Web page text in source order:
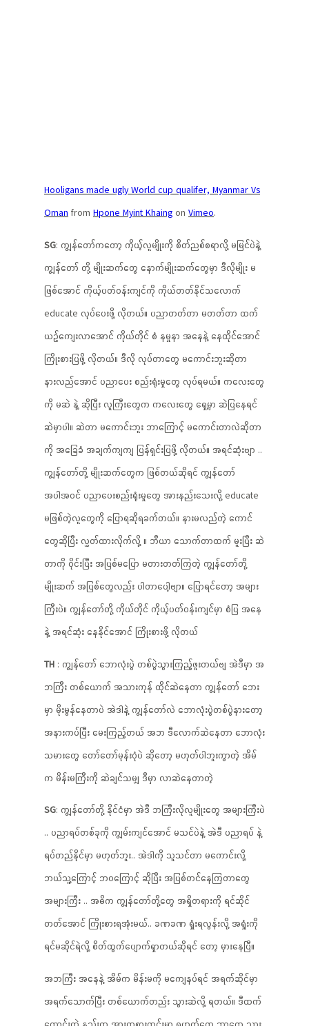
Hooligans made ugly World cup qualifer, Myanmar Vs
Oman from Hpone Myint Khaing on Vimeo.
SG: ကျွန်တော်ကတော့ ကိုယ့်လူမျိုးကို စိတ်ညစ်စရာလို့ မမြင်ပဲနဲ့
ကျွန်တော် တို့ မျိုးဆက်တွေ နောက်မျိုးဆက်တွေမှာ ဒီလိုမျိုး မ
ဖြစ်အောင် ကိုယ့်ပတ်ဝန်းကျင်ကို ကိုယ်တတ်နိုင်သလောက်
educate လုပ်ပေးဖို့ လိုတယ်။ ပညာတတ်တာ မတတ်တာ ထက်
ယဉ်ကျေးလာအောင် ကိုယ်တိုင် စံ နမှုနာ အနေနဲ့ နေထိုင်အောင်
ကြိုးစားပြဖို့ လိုတယ်။ ဒီလို လုပ်တာတွေ မကောင်းဘူးဆိုတာ
နားလည်အောင် ပညာပေး စည်းရုံးမှုတွေ လုပ်ရမယ်။ ကလေးတွေ
ကို မဆဲ နဲ့ ဆိုပြီး လူကြီးတွေက ကလေးတွေ ရှေ့မှာ ဆဲပြနေရင်
ဆဲမှာပါ။ ဆဲတာ မကောင်းဘူး ဘာကြောင့် မကောင်းတာလဲဆိုတာ
ကို အခြေခံ အချက်ကျကျ ပြန်ရှင်းပြဖို့ လိုတယ်။ အရင်ဆုံးဗျာ ..
ကျွန်တော်တို့ မျိုးဆက်တွေက ဖြစ်တယ်ဆိုရင် ကျွန်တော်
အပါအဝင် ပညာပေးစည်းရုံးမှုတွေ အားနည်းသေးလို့ educate
မဖြစ်တဲ့လူတွေကို ပြောရဆိုရခက်တယ်။ နားမလည်တဲ့ ကောင်
တွေဆိုပြီး လွှတ်ထားလိုက်လို့ ။ ဘီယာ သောက်တာထက် မူးပြီး ဆဲ
တာကို ဝိုင်းပြီး အပြစ်မပြော မတားတတ်ကြတဲ့ ကျွန်တော်တို့
မျိုးဆက် အပြစ်တွေလည်း ပါတာပေါ့ဗျာ။ ပြောရင်တော့ အများ
ကြီးပဲ။ ကျွန်တော်တို့ ကိုယ်တိုင် ကိုယ့်ပတ်ဝန်းကျင်မှာ စံပြ အနေ
နဲ့ အရင်ဆုံး နေနိုင်အောင် ကြိုးစားဖို့ လိုတယ်
TH : ကျွန်တော် ဘောလုံးပွဲ တစ်ပွဲသွားကြည့်ဖူးတယ်ဗျ အဲဒီမှာ အ
ဘကြီး တစ်ယောက် အသားကုန် ထိုင်ဆဲနေတာ ကျွန်တော် ဘေး
မှာ မိုးမွန်နေတာပဲ အဲဒါနဲ့ ကျွန်တော်လဲ ဘောလုံးပွဲတစ်ပွဲနားတော့
အနားကပ်ပြီး မေးကြည့်တယ် အဘ ဒီလောက်ဆဲနေတာ ဘောလုံး
သမားတွေ တော်တော်မုန်းပုံပဲ ဆိုတော့ မဟုတ်ပါဘူးကွာတဲ့ အိမ်
က မိန်းမကြီးကို ဆဲချင်သမျှ ဒီမှာ လာဆဲနေတာတဲ့
SG: ကျွန်တော်တို့ နိုင်ငံမှာ အဲဒီ ဘကြီးလိုလူမျိုးတွေ အများကြီးပဲ
.. ပညာရပ်တစ်ခုကို ကျွမ်းကျင်အောင် မသင်ပဲနဲ့ အဲဒီ ပညာရပ် နဲ့
ရပ်တည်နိုင်မှာ မဟုတ်ဘူး.. အဲဒါကို သူသင်တာ မကောင်းလို့
ဘယ်သူ့ကြောင့် ဘဝကြောင့် ဆိုပြီး အပြစ်တင်နေကြတာတွေ
အများကြီး .. အဓိက ကျွန်တော်တို့တွေ အရှိတရားကို ရင်ဆိုင်
တတ်အောင် ကြိုးစားရအုံးမယ်.. ခဏခဏ ရှုံးရလွန်းလို့ အရှုံးကို
ရင်မဆိုင်ရဲလို့ စိတ်ထွက်ပျောက်ရှာတယ်ဆိုရင် တော့ မှားနေပြီ။
အဘကြီး အနေနဲ့ အိမ်က မိန်းမကို မကျေနပ်ရင် အရက်ဆိုင်မှာ
အရက်သောက်ပြီး တစ်ယောက်တည်း သွားဆဲလို့ ရတယ်။ ဒီထက်